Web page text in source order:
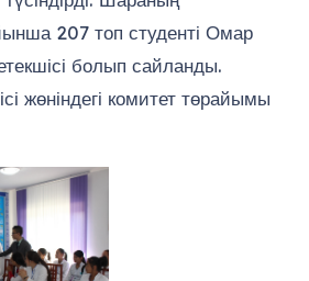
207 топ студенті Омар
болып сайланды.
жөніндегі комитет төрайымы